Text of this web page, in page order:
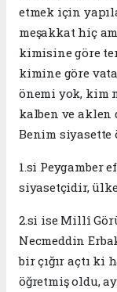
etmek için
meşakkat hiç
kimisine göre
kimine göre
önemi yok, kim
kalben ve aklen
Benim siyasette
1.si Peygamber
siyasetçidir,
2.si ise Millî
Necmeddin
bir çığır açtı ki
öğretmiş oldu,